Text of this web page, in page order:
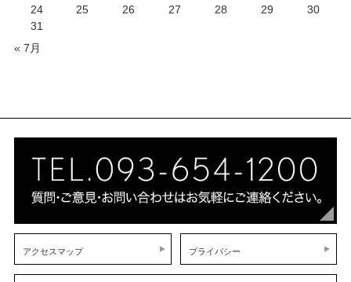
« 7月
24
25 26 27 28 29
30
31
アクセスマップ プライバシー